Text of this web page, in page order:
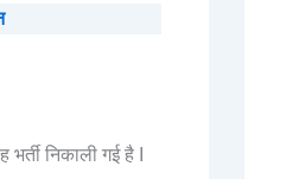
निकाली गई है I